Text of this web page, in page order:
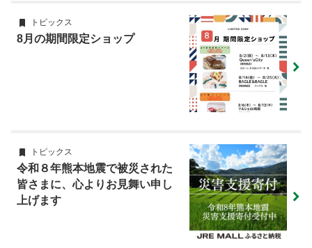
トピックス
8月の期間限定ショップ
トピックス
令和８年熊本地震で被災された
皆さまに、心よりお見舞い申し
上げます